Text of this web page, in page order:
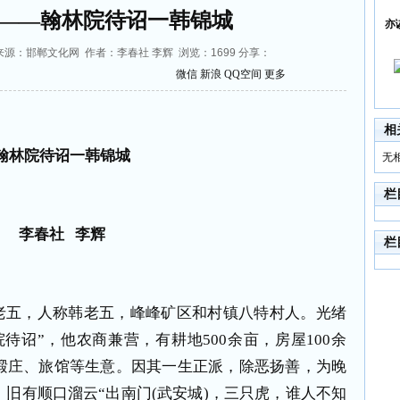
翰林院待诏一韩锦城
：邯郸文化网 作者：李春社 李辉 浏览： 1699 分享：
微信 新浪 QQ空间 更多
林院待诏一韩锦城
李春社 李辉
五，人称韩老五，峰峰矿区和村镇八特村人。光绪
诏”，他农商兼营，有耕地500余亩，房屋100余
、旅馆等生意。因其一生正派，除恶扬善，为晚
有顺口溜云“出南门(武安城) ，三只虎，谁人不知
亦
相
无
栏
栏